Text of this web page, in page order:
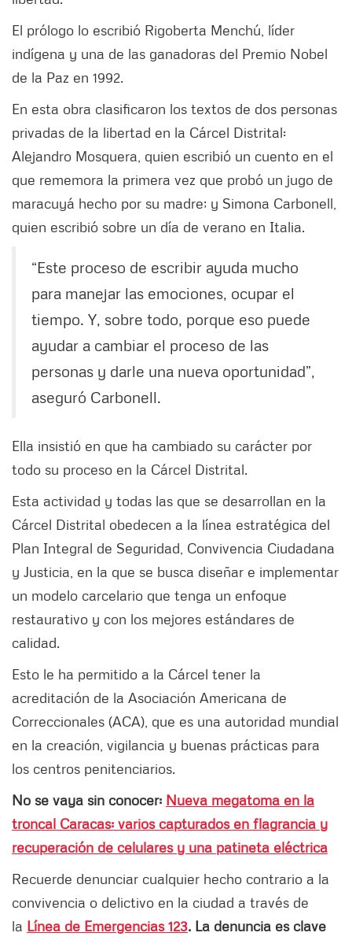
El prólogo lo escribió Rigoberta Menchú, líder
indígena y una de las ganadoras del Premio Nobel
de la Paz en 1992.
En esta obra clasificaron los textos de dos personas
privadas de la libertad en la Cárcel Distrital:
Alejandro Mosquera, quien escribió un cuento en el
que rememora la primera vez que probó un jugo de
maracuyá hecho por su madre; y Simona Carbonell,
quien escribió sobre un día de verano en Italia.
“Este proceso de escribir ayuda mucho
para manejar las emociones, ocupar el
tiempo. Y, sobre todo, porque eso puede
ayudar a cambiar el proceso de las
personas y darle una nueva oportunidad”,
aseguró Carbonell.
Ella insistió en que ha cambiado su carácter por
todo su proceso en la Cárcel Distrital.
Esta actividad y todas las que se desarrollan en la
Cárcel Distrital obedecen a la línea estratégica del
Plan Integral de Seguridad, Convivencia Ciudadana
y Justicia, en la que se busca diseñar e implementar
un modelo carcelario que tenga un enfoque
restaurativo y con los mejores estándares de
calidad.
Esto le ha permitido a la Cárcel tener la
acreditación de la Asociación Americana de
Correccionales (ACA), que es una autoridad mundial
en la creación, vigilancia y buenas prácticas para
los centros penitenciarios.
No se vaya sin conocer: Nueva megatoma en la
troncal Caracas: varios capturados en flagrancia y
recuperación de celulares y una patineta eléctrica
Recuerde denunciar cualquier hecho contrario a la
convivencia o delictivo en la ciudad a través de
la Línea de Emergencias 123. La denuncia es clave